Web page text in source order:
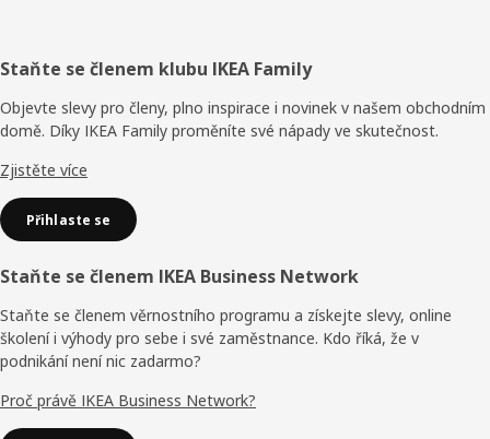
Zápatí
Staňte se členem klubu IKEA Family
Objevte slevy pro členy, plno inspirace i novinek v našem obchodním
domě. Díky IKEA Family proměníte své nápady ve skutečnost.
Zjistěte více
Přihlaste se
Staňte se členem IKEA Business Network
Staňte se členem věrnostního programu a získejte slevy, online
školení i výhody pro sebe i své zaměstnance. Kdo říká, že v
podnikání není nic zadarmo?
Proč právě IKEA Business Network?